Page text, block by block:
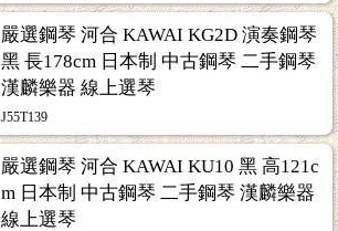
嚴選鋼琴 河合 KAWAI KG2D 演奏鋼琴
黑 長178cm 日本制 中古鋼琴 二手鋼琴
漢麟樂器 線上選琴
J55T139
嚴選鋼琴 河合 KAWAI KU10 黑 高121c
m 日本制 中古鋼琴 二手鋼琴 漢麟樂器
線上選琴